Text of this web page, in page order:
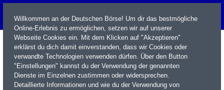
Willkommen an der Deutschen Börse! Um dir das bestmögliche
Online-Erlebnis zu ermöglichen, setzen wir auf unserer
Webseite Cookies ein. Mit dem Klicken auf "Akzeptieren"
erklärst du dich damit einverstanden, dass wir Cookies oder
verwandte Technologien verwenden dürfen. Über den Button
"Einstellungen" kannst du der Verwendung der genannten
Dienste im Einzelnen zustimmen oder widersprechen.
Detaillierte Informationen und wie du der Verwendung von